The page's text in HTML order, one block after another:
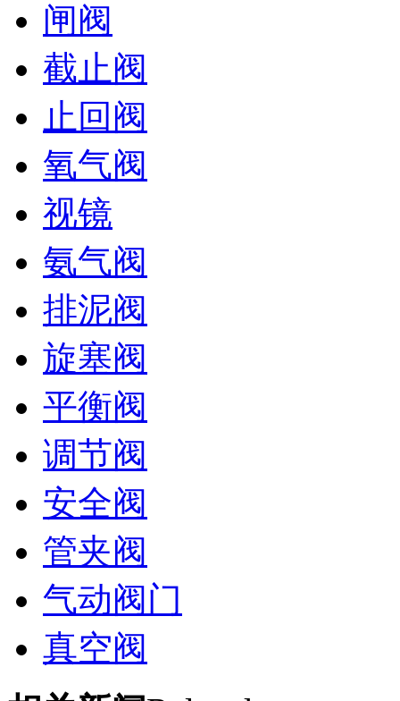
闸阀
截止阀
止回阀
氧气阀
视镜
氨气阀
排泥阀
旋塞阀
平衡阀
调节阀
安全阀
管夹阀
气动阀门
真空阀